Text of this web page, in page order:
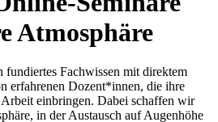
Atmosphäre
fundiertes Fachwissen mit direktem
erfahrenen Dozent*innen, die ihre
einbringen. Dabei schaffen wir
in der Austausch auf Augenhöhe